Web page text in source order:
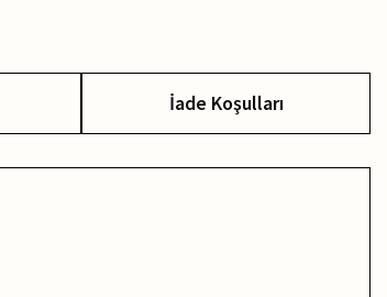
İade Koşulları